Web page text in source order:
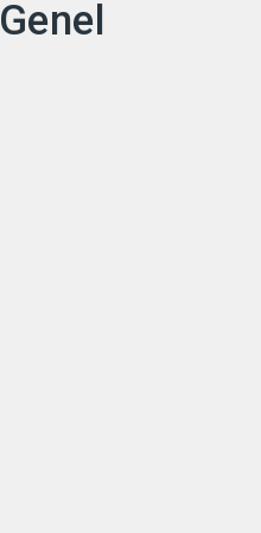
İçeriğe
geç
Genel